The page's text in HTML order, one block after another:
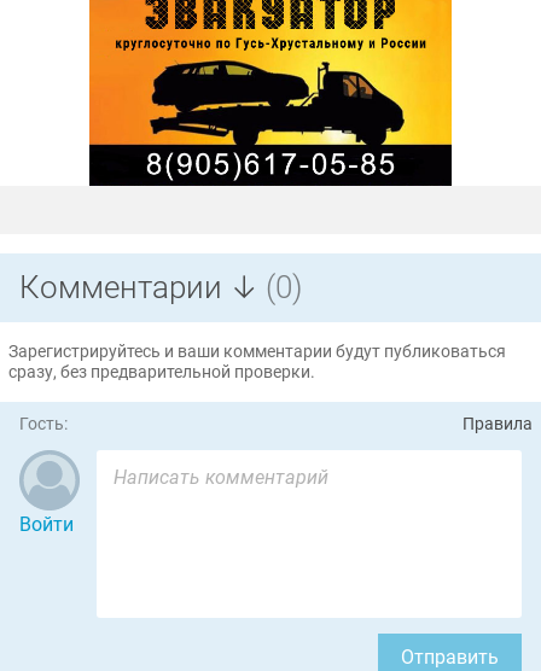
Комментарии ↓ (0)
Зарегистрируйтесь и ваши комментарии будут публиковаться
сразу, без предварительной проверки.
Гость: Правила
Войти
Отправить